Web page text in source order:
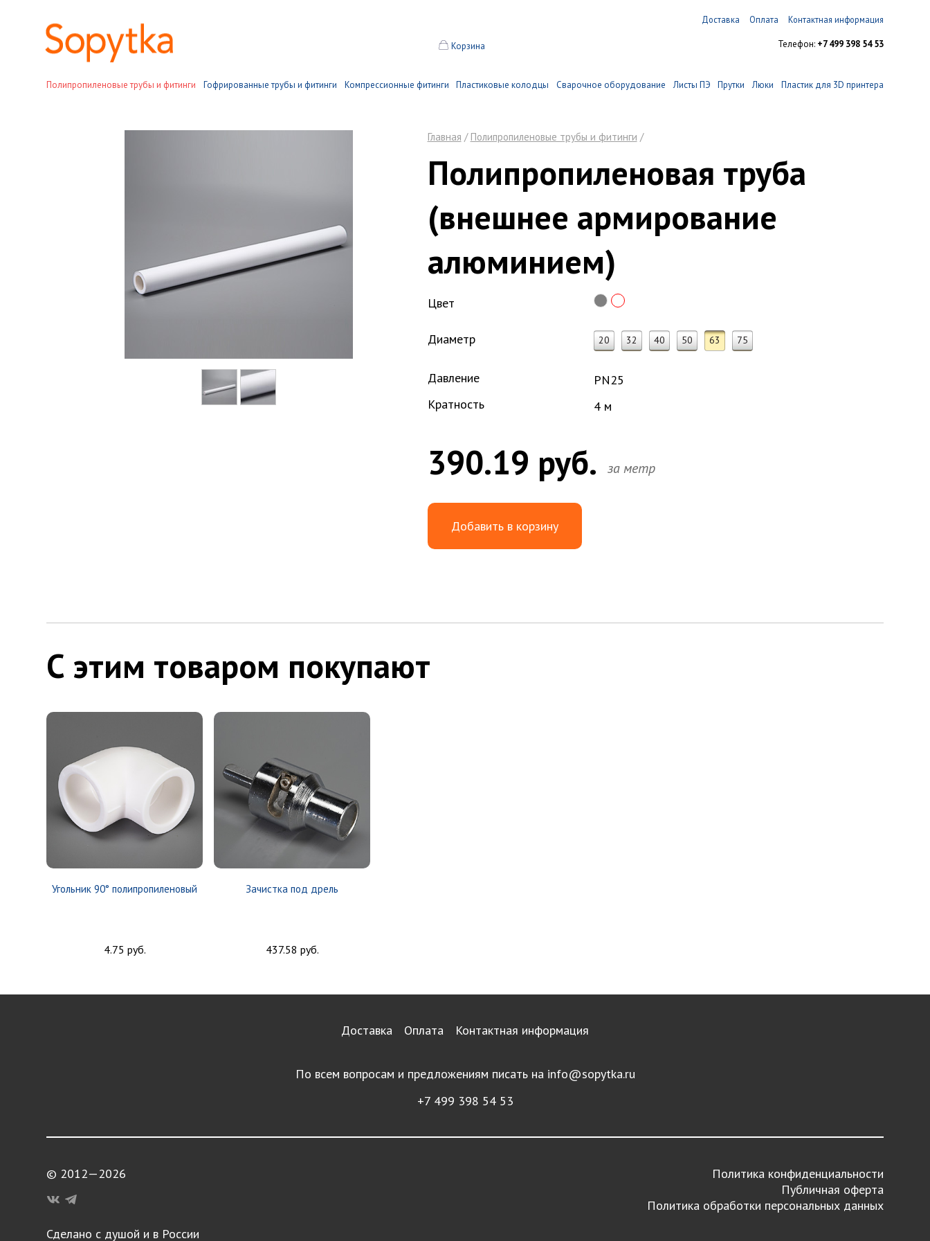
Контактная информация
Оплата
Доставка
Корзина Телефон: +7 499 398 54 53
Полипропиленовые трубы и фитинги Гофрированные трубы и фитинги Компрессионные фитинги Пластиковые колодцы Сварочное оборудование Листы ПЭ Прутки Люки Пластик для 3D принтера
Главная / Полипропиленовые трубы и фитинги /
Полипропиленовая труба
(внешнее армирование
алюминием)
Цвет
Диаметр 20 32 40 50 63 75
Давление
PN25
Кратность
4 м
390.19 руб. за метр
Добавить в корзину
С этим товаром покупают
Угольник 90° полипропиленовый
4.75 руб.
Зачистка под дрель
437.58 руб.
Доставка Оплата Контактная информация
По всем вопросам и предложениям писать на info@sopytka.ru
+7 499 398 54 53
© 2012—2026
Сделано с душой и в России
Политика конфиденциальности
Публичная оферта
Политика обработки персональных данных